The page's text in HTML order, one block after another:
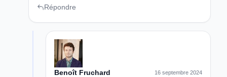
Répondre
Benoît Fruchard 16 septembre 2024